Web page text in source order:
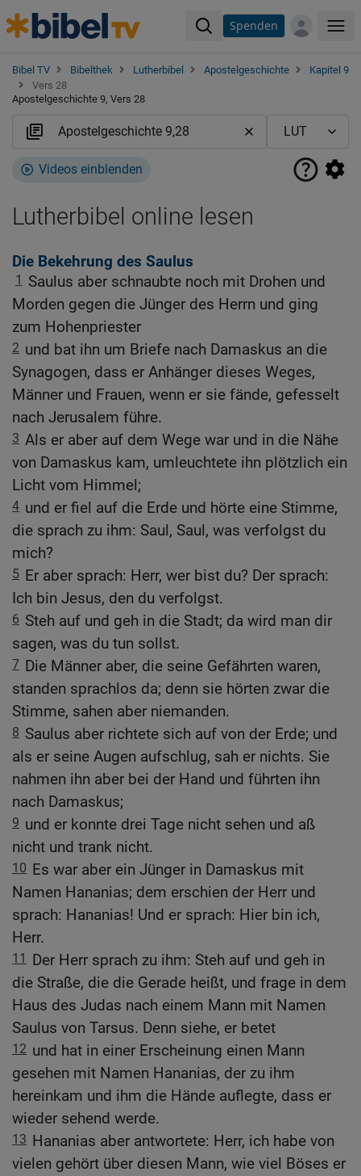
Spenden
Bibel TV Bibelthek Lutherbibel Apostelgeschichte
Kapitel 9
Vers 28
Apostelgeschichte 9, Vers 28
Videos einblenden
Lutherbibel online lesen
Die Bekehrung des Saulus
1
Saulus aber schnaubte noch mit Drohen und
Morden gegen die Jünger des Herrn und ging
zum Hohenpriester
2 und bat ihn um Briefe nach Damaskus an die
Synagogen, dass er Anhänger dieses Weges,
Männer und Frauen, wenn er sie fände, gefesselt
nach Jerusalem führe.
3 Als er aber auf dem Wege war und in die Nähe
von Damaskus kam, umleuchtete ihn plötzlich ein
Licht vom Himmel;
4 und er fiel auf die Erde und hörte eine Stimme,
die sprach zu ihm: Saul, Saul, was verfolgst du
mich?
5 Er aber sprach: Herr, wer bist du? Der sprach:
Ich bin Jesus, den du verfolgst.
6 Steh auf und geh in die Stadt; da wird man dir
sagen, was du tun sollst.
7 Die Männer aber, die seine Gefährten waren,
standen sprachlos da; denn sie hörten zwar die
Stimme, sahen aber niemanden.
8 Saulus aber richtete sich auf von der Erde; und
als er seine Augen aufschlug, sah er nichts. Sie
nahmen ihn aber bei der Hand und führten ihn
nach Damaskus;
9 und er konnte drei Tage nicht sehen und aß
nicht und trank nicht.
10 Es war aber ein Jünger in Damaskus mit
Namen Hananias; dem erschien der Herr und
sprach: Hananias! Und er sprach: Hier bin ich,
Herr.
11
Der Herr sprach zu ihm: Steh auf und geh in
die Straße, die die Gerade heißt, und frage in dem
Haus des Judas nach einem Mann mit Namen
Saulus von Tarsus. Denn siehe, er betet
12 und hat in einer Erscheinung einen Mann
gesehen mit Namen Hananias, der zu ihm
hereinkam und ihm die Hände auflegte, dass er
wieder sehend werde.
13 Hananias aber antwortete: Herr, ich habe von
vielen gehört über diesen Mann, wie viel Böses er